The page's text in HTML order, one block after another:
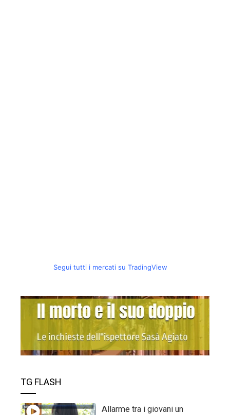
Segui tutti i mercati su TradingView
TG FLASH
Allarme tra i giovani un